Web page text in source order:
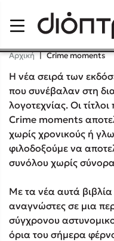
Δημοφιλή Βιβλία
Lidia
Το
Χάρης
Αρχική | Crime moments
Η νέα σειρά των
που συνέβαλαν στη
λογοτεχνίας. Οι
Crime moments
χωρίς χρονικούς ή
φιλοδοξούμε να
συνόλου χωρίς
Με τα νέα αυτά
αναγνώστες σε μια
σύγχρονου
όρια του σήμερα